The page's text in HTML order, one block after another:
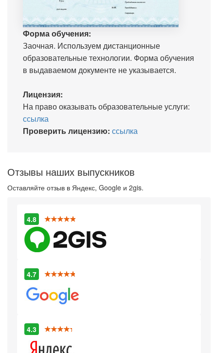
Форма обучения:
Заочная. Используем дистанционные
образовательные технологии. Форма обучения
в выдаваемом документе не указывается.
Лицензия:
На право оказывать образовательные услуги:
ссылка
Проверить лицензию: ссылка
Отзывы наших выпускников
Оставляйте отзыв в Яндекс, Google и 2gis.
4.8
4.7
4.3